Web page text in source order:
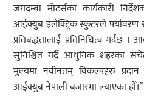
जगदम्बा मोटर्सका कार्यकारी
आईक्युब इलेक्ट्रिक स्कुटरले पर्यावरण
प्रतिबद्धतालाई प्रतिनिधित्व गर्दछ
सुनिश्चित गर्दै आधुनिक शहरका
मुल्यमा नवीनतम् विकल्पहरु
आईक्युब नेपाली बजारमा ल्याएका हौँ।”